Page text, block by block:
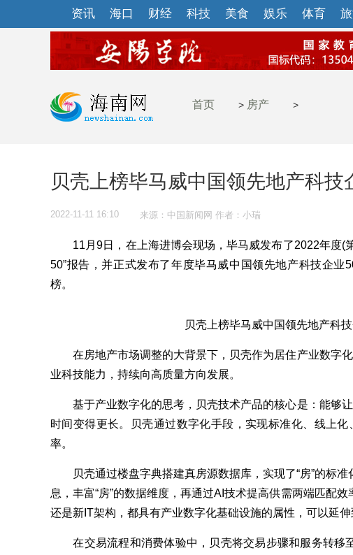
资讯 海口 财经 科技 美食 娱乐 体育
首页 > 房产 >
贝壳上榜毕马威中国领先地产科技
2022-11-11 16:10 来源：中国新闻网 作者：小瑞
11月9日，在上海进博会现场，毕马威发布了2022年度(
50”报告，并正式发布了年度毕马威中国领先地产科技企业
榜。
贝壳上榜毕马威中国领先地产科
在房地产市场调整的大背景下，贝壳作为居住产业数字化
业科技能力，持续向高质量方向发展。
基于产业数字化的思考，贝壳技术产品的核心是：能够让
时间变得更长。贝壳通过数字化手段，实现标准化、线上
率。
贝壳通过楼盘字典搭建真房源数据库，实现了“房”的标准
息，丰富“房”的数据维度，再通过AI技术提高供需两端匹配
还是新IT架构，都具有产业数字化基础设施的属性，可以延伸
在交易流程和消费体验中，贝壳将交易步骤和服务转移